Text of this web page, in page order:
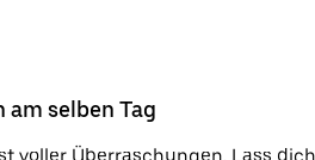
am selben Tag